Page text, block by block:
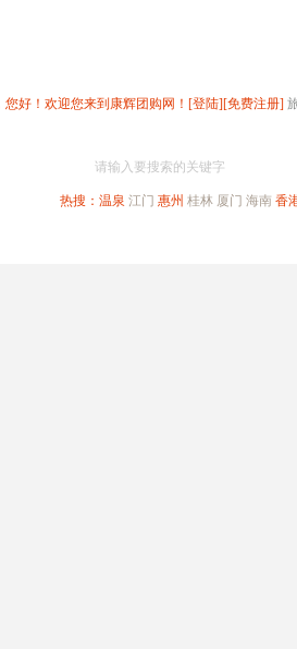
您好！欢迎您来到康辉团购网！ [登陆][免费注册]
请输入要搜索的关键字
热搜： 温泉 江门 惠州 桂林 厦门 海南 香